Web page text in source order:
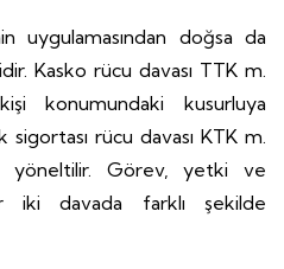
uygulamasından doğsa da
Kasko rücu davası TTK m.
konumundaki kusurluya
rücu davası KTK m.
yöneltilir. Görev, yetki ve
iki davada farklı şekilde